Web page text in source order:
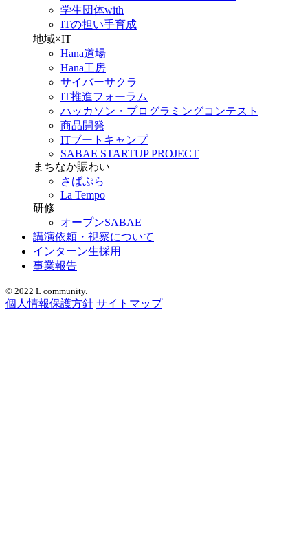
学生団体with
ITの担い手育成
地域×IT
Hana道場
Hana工房
サイバーサクラ
IT推進フォーラム
ハッカソン・プログラミングコンテスト
商品開発
ITブートキャンプ
SABAE STARTUP PROJECT
まちなか賑わい
さばぷら
La Tempo
研修
オープンSABAE
講演依頼・視察について
インターン生採用
事業報告
© 2022 L community.
個人情報保護方針 サイトマップ